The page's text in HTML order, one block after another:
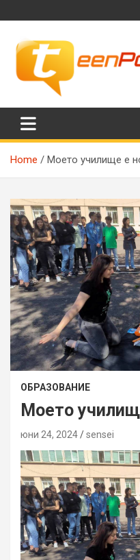
to
TeenPortall
Home Моето училище е
ОБРАЗОВАНИЕ
Моето
юни 24, 2024 sensei